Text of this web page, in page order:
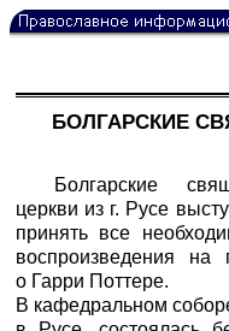
БОЛГАРСКИЕ
Болгарские
церкви из г. Русе
принять все
воспроизведения на
о Гарри Поттере.
В кафедральном